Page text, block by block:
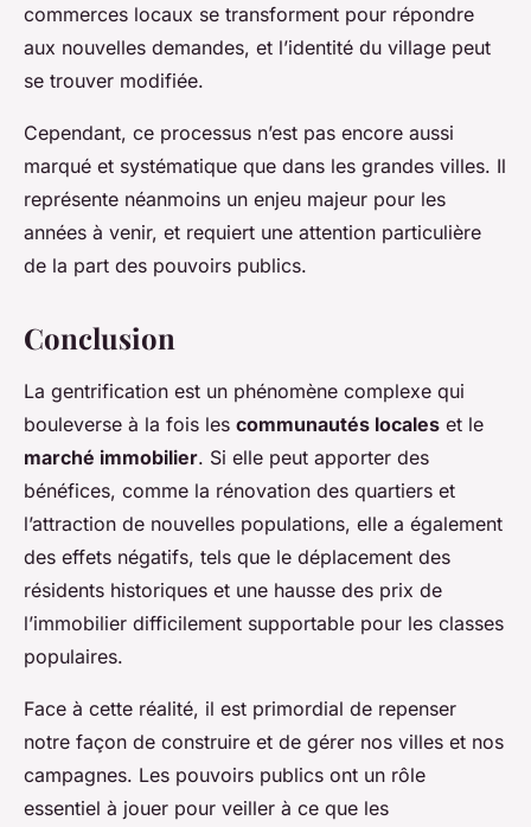
commerces locaux se transforment pour répondre
aux nouvelles demandes, et l’identité du village peut
se trouver modifiée.
Cependant, ce processus n’est pas encore aussi
marqué et systématique que dans les grandes villes. Il
représente néanmoins un enjeu majeur pour les
années à venir, et requiert une attention particulière
de la part des pouvoirs publics.
Conclusion
La gentrification est un phénomène complexe qui
bouleverse à la fois les communautés locales et le
marché immobilier. Si elle peut apporter des
bénéfices, comme la rénovation des quartiers et
l’attraction de nouvelles populations, elle a également
des effets négatifs, tels que le déplacement des
résidents historiques et une hausse des prix de
l’immobilier difficilement supportable pour les classes
populaires.
Face à cette réalité, il est primordial de repenser
notre façon de construire et de gérer nos villes et nos
campagnes. Les pouvoirs publics ont un rôle
essentiel à jouer pour veiller à ce que les